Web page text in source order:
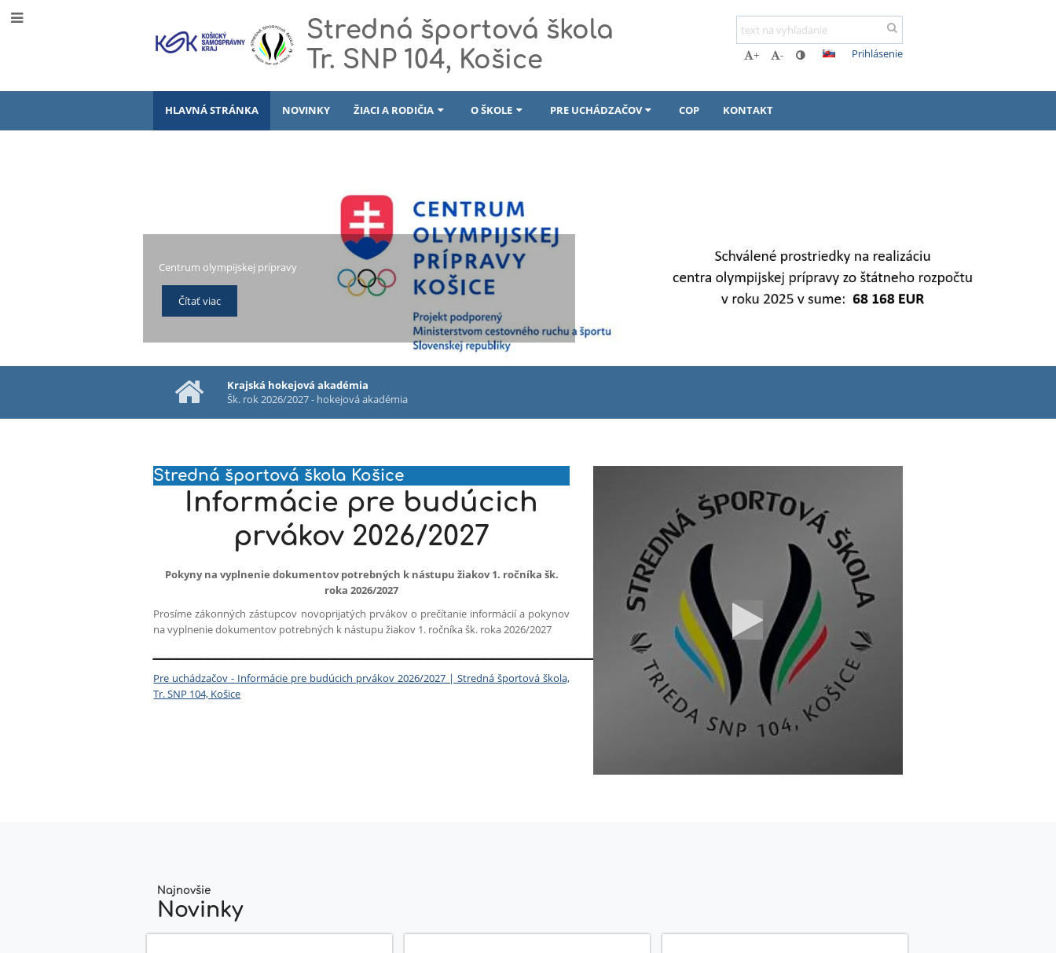
Stredná športová škola
Tr. SNP 104, Košice
+ - Prihlásenie
HLAVNÁ STRÁNKA NOVINKY ŽIACI A RODIČIA O ŠKOLE PRE UCHÁDZAČOV COP KONTAKT
Centrum olympijskej prípravy
Čítať viac
Krajská hokejová akadémia
Šk. rok 2026/2027 - hokejová akadémia
Stredná športová škola Košice
Informácie pre budúcich
prvákov 2026/2027
Pokyny na vyplnenie dokumentov potrebných k nástupu žiakov 1. ročníka šk.
roka 2026/2027
Prosíme zákonných zástupcov novoprijatých prvákov o prečítanie informácií a pokynov
na vyplnenie dokumentov potrebných k nástupu žiakov 1. ročníka šk. roka 2026/2027
_____________________________________________________________________
Pre uchádzačov - Informácie pre budúcich prvákov 2026/2027 | Stredná športová škola,
Tr. SNP 104, Košice
Najnovšie
Novinky